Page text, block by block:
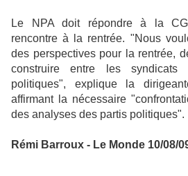
Le NPA doit répondre à la
rencontre à la rentrée. "Nous
des perspectives pour la rentrée,
construire entre les syndicats
politiques", explique la
affirmant la nécessaire
des analyses des partis politiques".
Rémi Barroux - Le Monde 10/08/